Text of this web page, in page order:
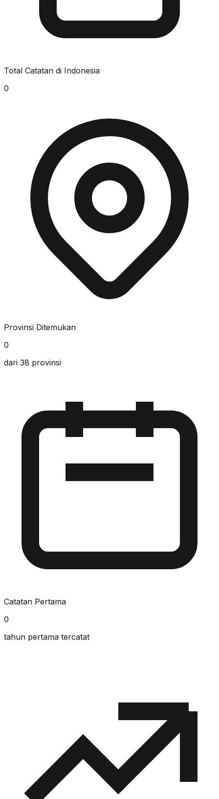
Total Catatan di Indonesia
0
Provinsi Ditemukan
0
dari 38 provinsi
Catatan Pertama
0
tahun pertama tercatat